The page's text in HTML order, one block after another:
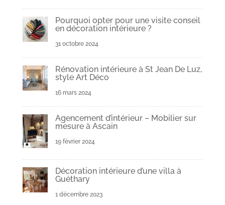
Pourquoi opter pour une visite conseil
en décoration intérieure ?
31 octobre 2024
Rénovation intérieure à St Jean De Luz,
style Art Déco
16 mars 2024
Agencement d’intérieur – Mobilier sur
mesure à Ascain
19 février 2024
Décoration intérieure d’une villa à
Guéthary
1 décembre 2023